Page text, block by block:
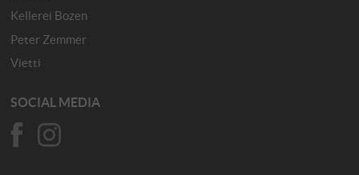
Kellerei Bozen
Peter Zemmer
Vietti
SOCIAL MEDIA